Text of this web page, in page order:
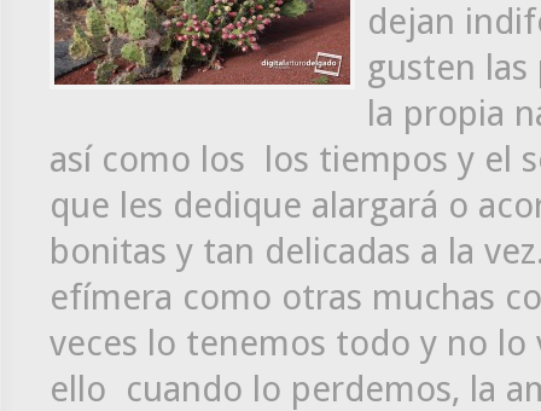
dejan
gusten
la propia
así como los los tiempos y el
que les dedique alargará o
bonitas y tan delicadas a la
efímera como otras muchas
veces lo tenemos todo y no lo
ello cuando lo perdemos, la